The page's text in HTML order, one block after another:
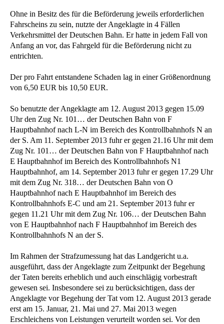
Ohne in Besitz des für die Beförderung jeweils erforderlichen
Fahrscheins zu sein, nutzte der Angeklagte in 4 Fällen
Verkehrsmittel der Deutschen Bahn. Er hatte in jedem Fall von
Anfang an vor, das Fahrgeld für die Beförderung nicht zu
entrichten.
Der pro Fahrt entstandene Schaden lag in einer Größenordnung
von 6,50 EUR bis 10,50 EUR.
So benutzte der Angeklagte am 12. August 2013 gegen 15.09
Uhr den Zug Nr. 101… der Deutschen Bahn von F
Hauptbahnhof nach L-N im Bereich des Kontrollbahnhofs N an
der S. Am 11. September 2013 fuhr er gegen 21.16 Uhr mit dem
Zug Nr. 101… der Deutschen Bahn von F Hauptbahnhof nach
E Hauptbahnhof im Bereich des Kontrollbahnhofs N1
Hauptbahnhof, am 14. September 2013 fuhr er gegen 17.29 Uhr
mit dem Zug Nr. 318… der Deutschen Bahn von O
Hauptbahnhof nach E Hauptbahnhof im Bereich des
Kontrollbahnhofs E-C und am 21. September 2013 fuhr er
gegen 11.21 Uhr mit dem Zug Nr. 106… der Deutschen Bahn
von E Hauptbahnhof nach F Hauptbahnhof im Bereich des
Kontrollbahnhofs N an der S.
Im Rahmen der Strafzumessung hat das Landgericht u.a.
ausgeführt, dass der Angeklagte zum Zeitpunkt der Begehung
der Taten bereits erheblich und auch einschlägig vorbestraft
gewesen sei. Insbesondere sei zu berücksichtigen, dass der
Angeklagte vor Begehung der Tat vom 12. August 2013 gerade
erst am 15. Januar, 21. Mai und 27. Mai 2013 wegen
Erschleichens von Leistungen verurteilt worden sei. Vor den